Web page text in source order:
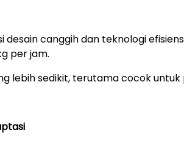
canggih dan teknologi
per jam.
lebih sedikit, terutama cocok